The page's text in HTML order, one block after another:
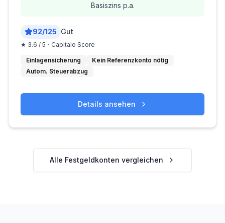
Basiszins p.a.
92/125 Gut
★ 3.6 / 5 · Capitalo Score
Einlagensicherung
Kein Referenzkonto nötig
Autom. Steuerabzug
Details ansehen
Alle Festgeldkonten vergleichen